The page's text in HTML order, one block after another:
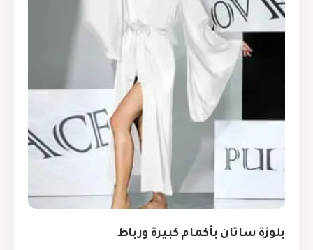
بلوزة ساتان بأكمام كبيرة ورباط